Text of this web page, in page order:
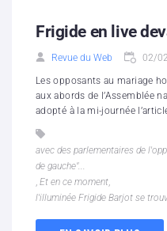
Frigide en live
Revue du Web 02/
Les opposants au mariage
aux abords de l’Assemblée
adopté à la mi-journée
avec des parlementaires de
de gauche"...
Et en ce moment
l'illuminée Frigide Barjot se